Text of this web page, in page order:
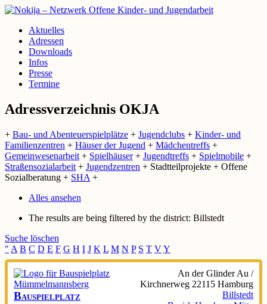
Aktuelles
Adressen
Downloads
Infos
Presse
Termine
Adressverzeichnis OKJA
+ Bau- und Abenteuerspielplätze + Jugendclubs + Kinder- und
Familienzentren + Häuser der Jugend + Mädchentreffs +
Gemeinwesenarbeit + Spielhäuser+ Jugendtreffs + Spielmobile +
Straßensozialarbeit + Jugendzentren + Stadtteilprojekte + Offene
Sozialberatung + SHA +
Alles ansehen
The results are being filtered by the district: Billstedt
Suche löschen
" A B C D E F G H I J K L M N P S T VY
Bauspielplatz
An der Glinder Au /
Kirchnerweg 22115 Hamburg
Billstedt